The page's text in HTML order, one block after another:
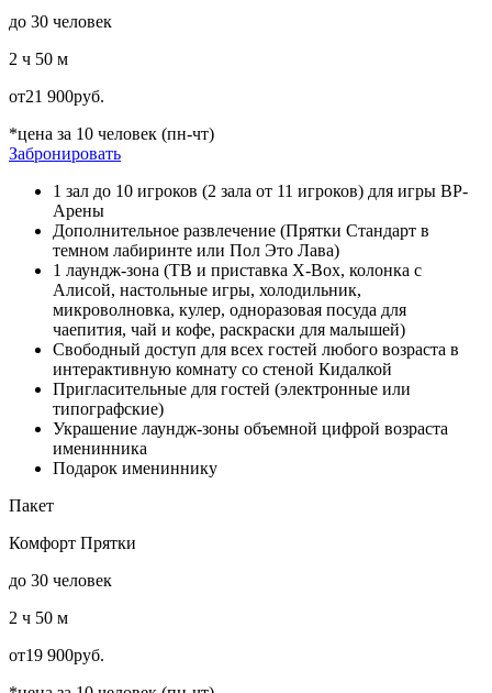
до 30 человек
2 ч 50 м
от21 900руб.
*цена за 10 человек (пн-чт)
Забронировать
1 зал до 10 игроков (2 зала от 11 игроков) для игры ВР-
Арены
Дополнительное развлечение (Прятки Стандарт в
темном лабиринте или Пол Это Лава)
1 лаундж-зона (ТВ и приставка X-Box, колонка с
Алисой, настольные игры, холодильник,
микроволновка, кулер, одноразовая посуда для
чаепития, чай и кофе, раскраски для малышей)
Свободный доступ для всех гостей любого возраста в
интерактивную комнату со стеной Кидалкой
Пригласительные для гостей (электронные или
типографские)
Украшение лаундж-зоны объемной цифрой возраста
именинника
Подарок имениннику
Пакет
Комфорт Прятки
до 30 человек
2 ч 50 м
от19 900руб.